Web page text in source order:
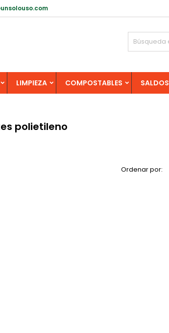
LIMPIEZA COMPOSTABLES SALDOS
polietileno
Ordenar por: